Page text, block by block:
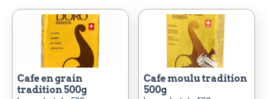
cafe en grain
tradition 500g
cafe moulu tradition
500g